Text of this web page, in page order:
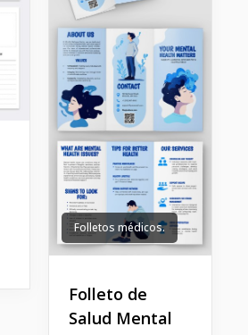
Folletos médicos.
Folleto de
Salud Mental